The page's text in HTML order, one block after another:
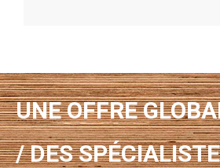
UNE OFFRE
/ DES